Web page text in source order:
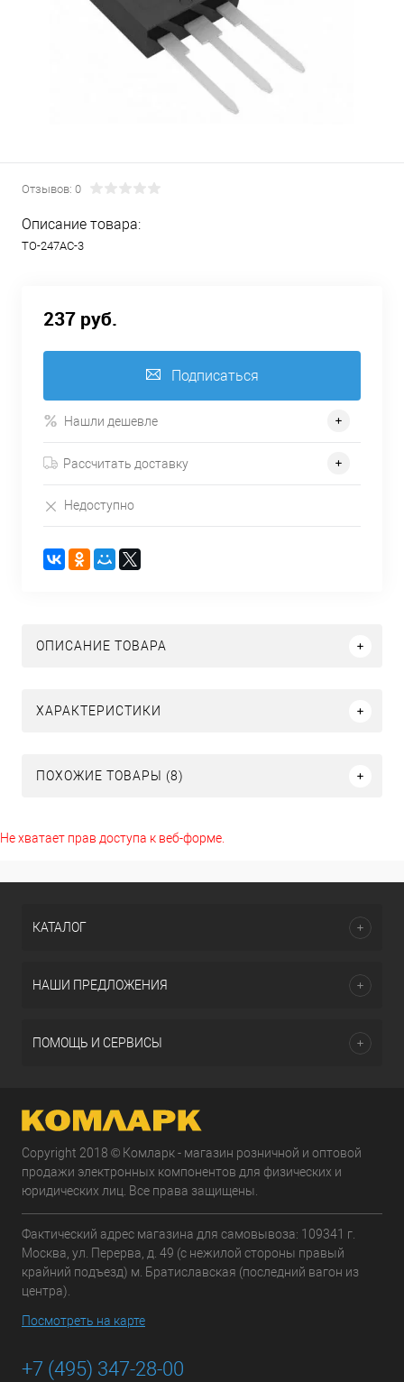
Отзывов: 0
Описание товара:
TO-247AC-3
237 руб.
Подписаться
Нашли дешевле
Рассчитать доставку
Недоступно
ОПИСАНИЕ ТОВАРА
ХАРАКТЕРИСТИКИ
ПОХОЖИЕ ТОВАРЫ (8)
Не хватает прав доступа к веб-форме.
КАТАЛОГ
НАШИ ПРЕДЛОЖЕНИЯ
ПОМОЩЬ И СЕРВИСЫ
Copyright 2018 © Комларк - магазин розничной и оптовой
продажи электронных компонентов для физических и
юридических лиц. Все права защищены.
Фактический адрес магазина для самовывоза: 109341 г.
Москва, ул. Перерва, д. 49 (с нежилой стороны правый
крайний подъезд) м. Братиславская (последний вагон из
центра).
Посмотреть на карте
+7 (495) 347-28-00